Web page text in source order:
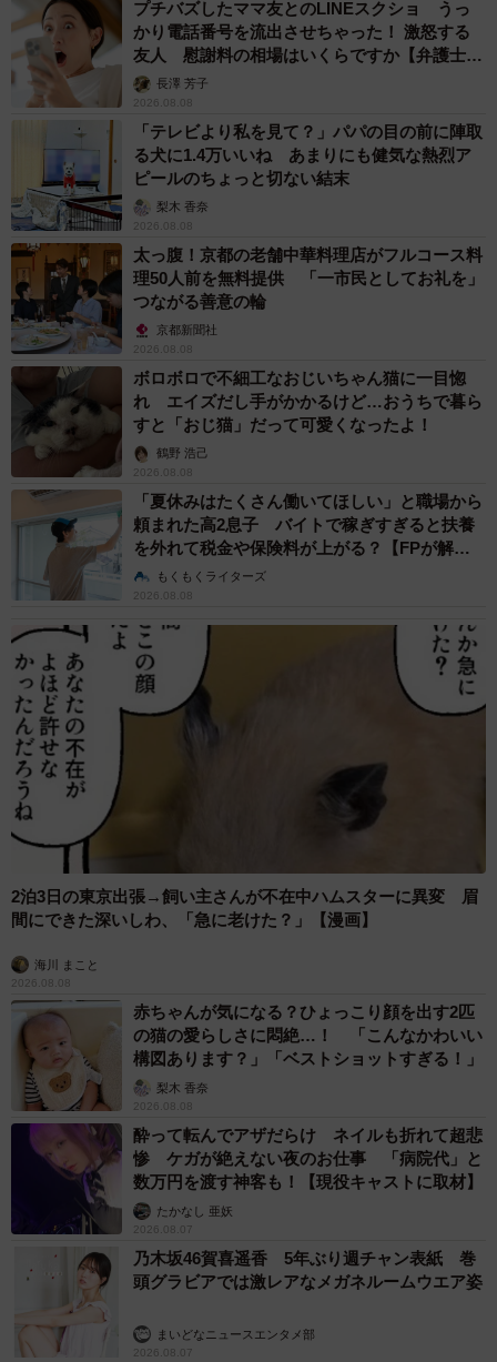
プチバズしたママ友とのLINEスクショ うっ
かり電話番号を流出させちゃった！ 激怒する
友人 慰謝料の相場はいくらですか【弁護士が
解説】長澤 芳子
2026.08.08
「テレビより私を見て？」パパの目の前に陣取
る犬に1.4万いいね あまりにも健気な熱烈ア
ピールのちょっと切ない結末
梨木 香奈
2026.08.08
太っ腹！京都の老舗中華料理店がフルコース料
理50人前を無料提供 「一市民としてお礼を」
つながる善意の輪
京都新聞社
2026.08.08
ボロボロで不細工なおじいちゃん猫に一目惚
れ エイズだし手がかかるけど…おうちで暮ら
すと「おじ猫」だって可愛くなったよ！
鶴野 浩己
2026.08.08
「夏休みはたくさん働いてほしい」と職場から
頼まれた高2息子 バイトで稼ぎすぎると扶養
を外れて税金や保険料が上がる？【FPが解
説】もくもくライターズ
2026.08.08
2泊3日の東京出張→飼い主さんが不在中ハムスターに異変 眉
間にできた深いしわ、「急に老けた？」【漫画】
海川 まこと
2026.08.08
赤ちゃんが気になる？ひょっこり顔を出す2匹
の猫の愛らしさに悶絶…！ 「こんなかわいい
構図あります？」「ベストショットすぎる！」
梨木 香奈
2026.08.08
酔って転んでアザだらけ ネイルも折れて超悲
惨 ケガが絶えない夜のお仕事 「病院代」と
数万円を渡す神客も！【現役キャストに取材】
たかなし 亜妖
2026.08.07
乃木坂46賀喜遥香 5年ぶり週チャン表紙 巻
頭グラビアでは激レアなメガネルームウエア姿
まいどなニュースエンタメ部
2026.08.07